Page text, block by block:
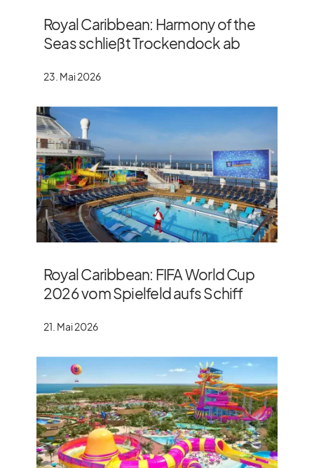
Royal Caribbean: Harmony of the
Seas schließt Trockendock ab
23. Mai 2026
Royal Caribbean: FIFA World Cup
2026 vom Spielfeld aufs Schiff
21. Mai 2026